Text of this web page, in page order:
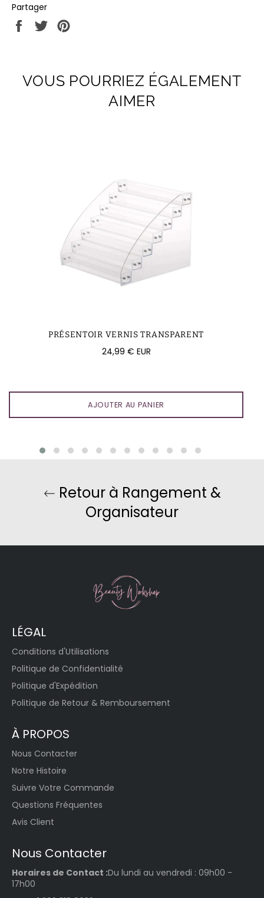
Partager
Partager
sur
Tweeter
sur
VOUS POURRIEZ ÉGALEMENT
AIMER
PRÉSENTOIR VERNIS TRANSPARENT
Prix
24,99 € EUR
AJOUTER AU PANIER
Retour à Rangement &
Organisateur
LÉGAL
Conditions d'Utilisations
Politique de Confidentialité
Politique d'Expédition
Politique de Retour & Remboursement
À PROPOS
Nous Contacter
Notre Histoire
Suivre Votre Commande
Questions Fréquentes
Avis Client
Nous Contacter
Horaires de Contact :Du lundi au vendredi : 09h00 -
17h00